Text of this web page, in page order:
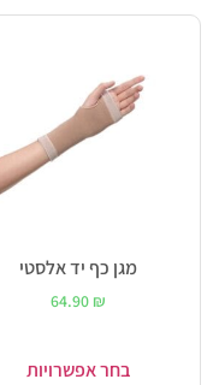
מגן כף יד אלסטי
64.90 ₪
בחר אפשרויות